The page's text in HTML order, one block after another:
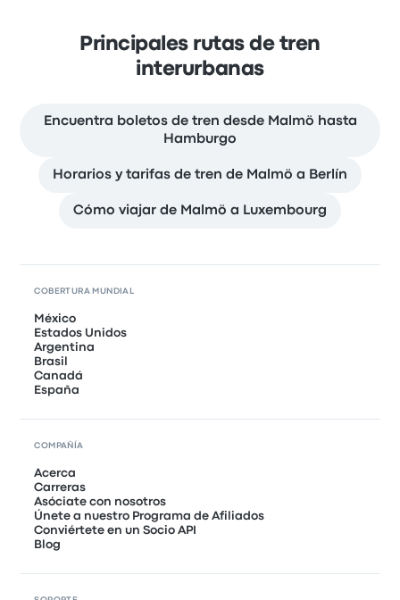
Principales rutas de tren
interurbanas
Encuentra boletos de tren desde Malmö hasta
Hamburgo
Horarios y tarifas de tren de Malmö a Berlín
Cómo viajar de Malmö a Luxembourg
COBERTURA MUNDIAL
México
Estados Unidos
Argentina
Brasil
Canadá
España
COMPAÑÍA
Acerca
Carreras
Asóciate con nosotros
Únete a nuestro Programa de Afiliados
Conviértete en un Socio API
Blog